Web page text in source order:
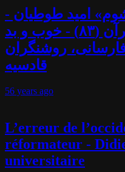
شوم» امید طوطیان -
تلاوت آیاتی از منجلاب قرآن (۸۳) - خوب و بد
فارسانی، روشنگران
قادسیه
56 years ago
L’erreur de
réformateur -
universitaire